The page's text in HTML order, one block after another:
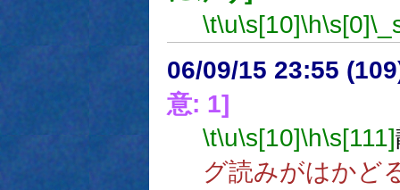
\t\u\s[10]\h\s[0]
06/09/15 23:55
意: 1]
\t\u\s[10]\h\s[111]
グ読みがはかど